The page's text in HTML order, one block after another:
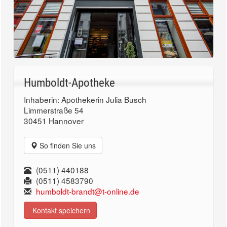
Humboldt-Apotheke
Inhaberin: Apothekerin Julia Busch
Limmerstraße 54
30451 Hannover
So finden Sie uns
(0511) 440188
(0511) 4583790
humboldt-brandt@t-online.de
Kontakt speichern